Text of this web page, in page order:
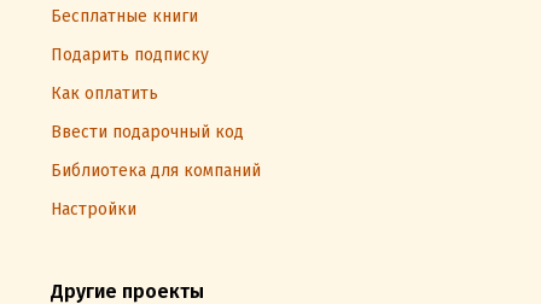
Бесплатные книги
Подарить подписку
Как оплатить
Ввести подарочный код
Библиотека для компаний
Настройки
Другие проекты